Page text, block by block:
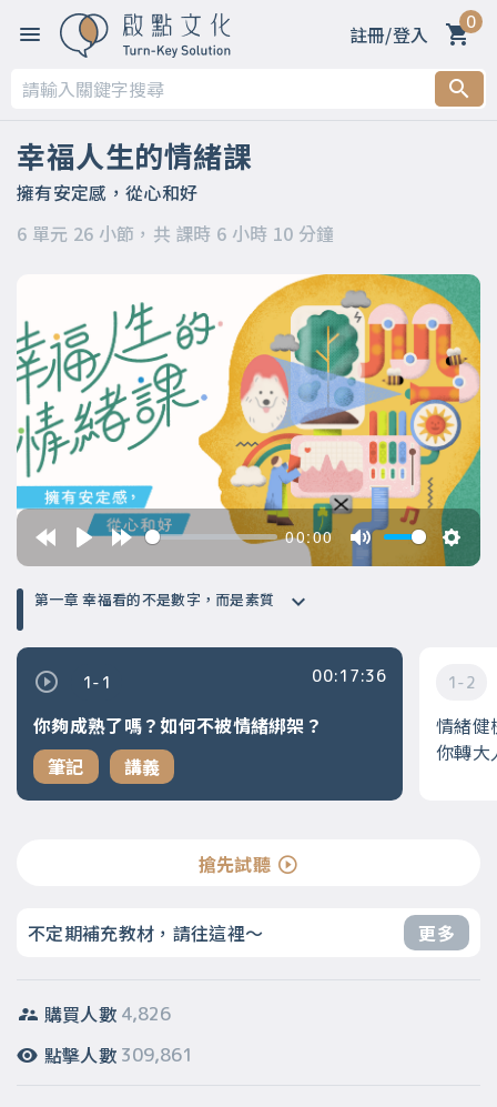
註冊/登入 0
幸福人生的情緒課
擁有安定感，從心和好
6 單元 26 小節，共 課時 6 小時 10 分鐘
00:00
第一章 幸福看的不是數字，而是素質
第二章 怎樣才算幸福？何謂心智化？
第三章 探索情緒海洋
第四章 到底該拿情緒怎麼辦？
第六章 幸福就是「然後呢？該怎麼辦？」變成「原來如此，我
懂了」
第一章 幸福看的不是數字，而是素質
1-1
你夠成熟了嗎？如何不被情緒綁架？
筆記
講義
00:17:36 1-2
情緒健
你轉大
搶先試聽
不定期補充教材，請往這裡～ 更多
購買人數 4,826
點擊人數 309,861